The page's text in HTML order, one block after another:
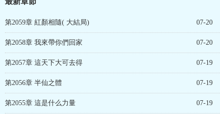
第2059章 紅顏相隨( 大結局) 07-20
第2058章 我來帶你們回家 07-20
第2057章 這天下大可去得 07-19
第2056章 半仙之體 07-19
第2055章 這是什么力量 07-19